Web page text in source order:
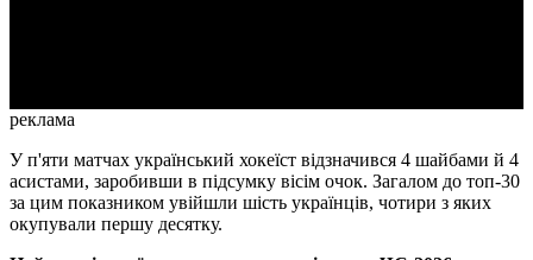
реклама
У п'яти матчах український хокеїст відзначився 4 шайбами й 4
асистами, заробивши в підсумку вісім очок. Загалом до топ-30
за цим показником увійшли шість українців, чотири з яких
окупували першу десятку.